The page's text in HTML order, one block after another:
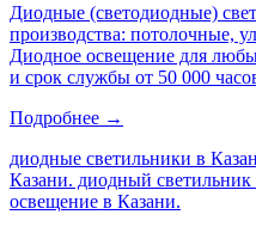
Диодные (светодиодные)
производства: потолочные,
Диодное освещение для
и срок службы от 50 000
Подробнее →
диодные светильники в
Казани. диодный
освещение в Казани.